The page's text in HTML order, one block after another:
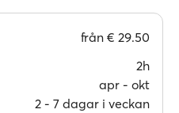
från € 29.50
2h
apr ‐ okt
2 ‐ 7 dagar i veckan